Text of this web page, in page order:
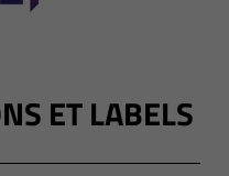
ET LABELS